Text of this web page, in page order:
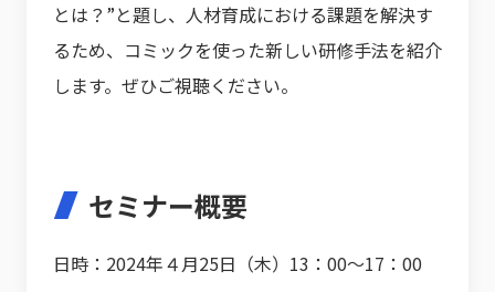
とは？”と題し、人材育成における課題を解決す
るため、コミックを使った新しい研修手法を紹介
します。ぜひご視聴ください。
セミナー概要
日時：2024年４月25日（木）13：00～17：00